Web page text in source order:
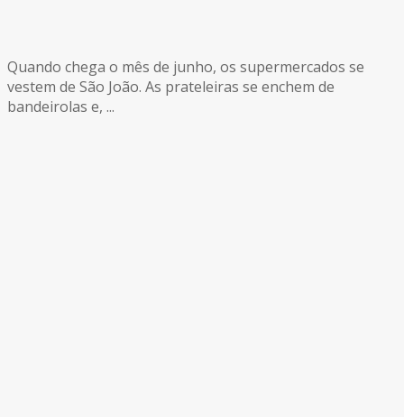
Quando chega o mês de junho, os supermercados se
vestem de São João. As prateleiras se enchem de
bandeirolas e, ...